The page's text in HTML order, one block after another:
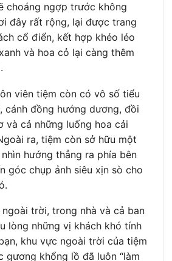
choáng ngợp trước không
đây rất rộng, lại được trang
cổ điển, kết hợp khéo léo
và hoa cỏ lại càng thêm
viên tiệm còn có vô số tiểu
cánh đồng hướng dương, đồi
và cả những luống hoa cải
ra, tiệm còn sở hữu một
hướng thẳng ra phía bên
góc chụp ảnh siêu xịn sò cho
trời, trong nhà và cả ban
lòng những vị khách khó tính
khu vực ngoài trời của tiệm
gương khổng lồ đã luôn “làm